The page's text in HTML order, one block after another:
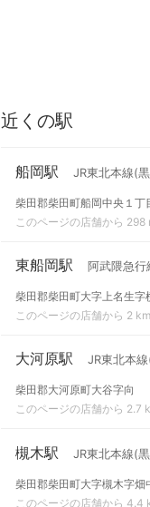
近くの駅
船岡駅 JR東北本線(
柴田郡柴田町船岡中央１丁
このページの店舗から 298
東船岡駅 阿武隈急行
柴田郡柴田町大字上名生字
このページの店舗から 2 km
大河原駅 JR東北本
柴田郡大河原町大谷字向
このページの店舗から 2.7
槻木駅 JR東北本線(
柴田郡柴田町大字槻木字畑
このページの店舗から 4.4